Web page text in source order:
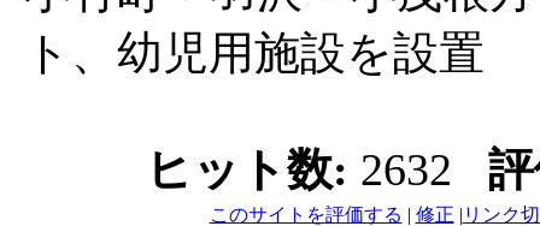
ト、幼児用施設を設置
ヒット数: 2632
このサイトを評価する | 修正 | リンク